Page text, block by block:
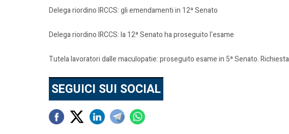
Delega riordino IRCCS: gli emendamenti in 12ª Senato
Delega riordino IRCCS: la 12ª Senato ha proseguito l'esame
Tutela lavoratori dalle maculopatie: proseguito esame in 5ª Senato.
SEGUICI SUI SOCIAL